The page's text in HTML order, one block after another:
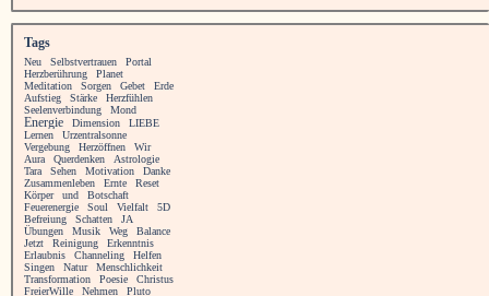
Tags
Neu Selbstvertrauen
Portal
Herzberührung
Planet
Meditation
Sorgen Gebet
Erde
Aufstieg
Stärke
Herzfühlen
Seelenverbindung
Mond
Energie Dimension
LIEBE
Lernen
Urzentralsonne
Vergebung
Herzöffnen
Wir
Aura
Querdenken
Astrologie
Tara
Sehen Motivation
Danke
Zusammenleben
Ernte
Reset
Körper
und
Botschaft
Feuerenergie
Soul Vielfalt
5D
Befreiung
Schatten
JA
Übungen
Musik Weg
Balance
Jetzt
Reinigung
Erkenntnis
Erlaubnis
Channeling
Helfen
Singen
Natur
Menschlichkeit
Transformation
Poesie
Christus
FreierWille
Nehmen
Pluto